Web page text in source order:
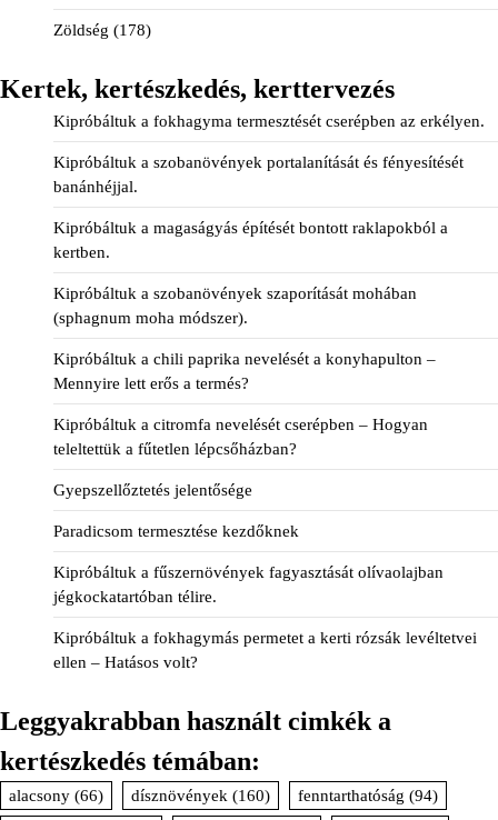
Zöldség (178)
Kertek, kertészkedés, kerttervezés
Kipróbáltuk a fokhagyma termesztését cserépben az erkélyen.
Kipróbáltuk a szobanövények portalanítását és fényesítését
banánhéjjal.
Kipróbáltuk a magaságyás építését bontott raklapokból a
kertben.
Kipróbáltuk a szobanövények szaporítását mohában
(sphagnum moha módszer).
Kipróbáltuk a chili paprika nevelését a konyhapulton –
Mennyire lett erős a termés?
Kipróbáltuk a citromfa nevelését cserépben – Hogyan
teleltettük a fűtetlen lépcsőházban?
Gyepszellőztetés jelentősége
Paradicsom termesztése kezdőknek
Kipróbáltuk a fűszernövények fagyasztását olívaolajban
jégkockatartóban télire.
Kipróbáltuk a fokhagymás permetet a kerti rózsák levéltetvei
ellen – Hatásos volt?
Leggyakrabban használt cimkék a
kertészkedés témában:
alacsony (66) dísznövények (160) fenntarthatóság (94)